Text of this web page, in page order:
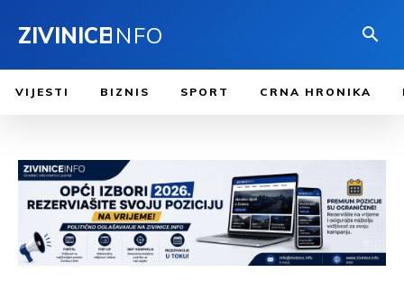
ZIVINICEINFO
VIJESTI BIZNIS SPORT CRNA HRONIKA